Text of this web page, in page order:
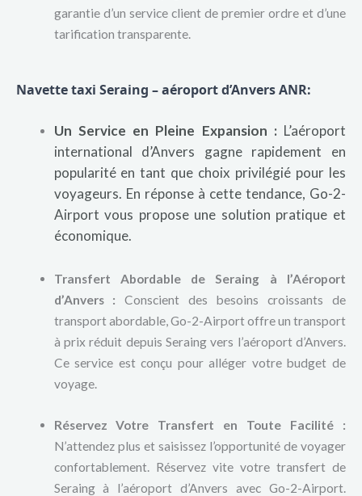
garantie d’un service client de premier ordre et d’une
tarification transparente.
Navette taxi Seraing – aéroport d’Anvers ANR:
Un Service en Pleine Expansion : L’aéroport
international d’Anvers gagne rapidement en
popularité en tant que choix privilégié pour les
voyageurs. En réponse à cette tendance, Go-2-
Airport vous propose une solution pratique et
économique.
Transfert Abordable de Seraing à l’Aéroport
d’Anvers : Conscient des besoins croissants de
transport abordable, Go-2-Airport offre un transport
à prix réduit depuis Seraing vers l’aéroport d’Anvers.
Ce service est conçu pour alléger votre budget de
voyage.
Réservez Votre Transfert en Toute Facilité :
N’attendez plus et saisissez l’opportunité de voyager
confortablement. Réservez vite votre transfert de
Seraing à l’aéroport d’Anvers avec Go-2-Airport.